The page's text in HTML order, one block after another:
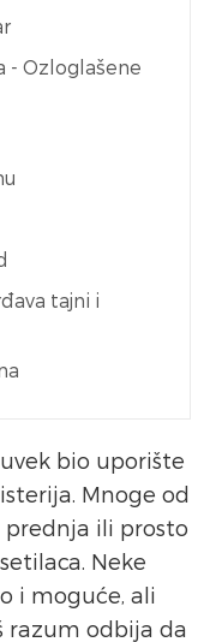
- Ozloglašene
tajni i
bio uporište
Mnoge od
prednja ili prosto
Neke
i moguće, ali
razum odbija da